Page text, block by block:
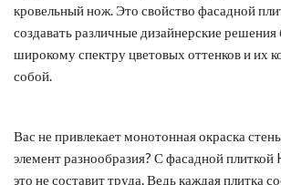
кровельный нож. Это свойство фасадной
создавать различные дизайнерские решения
широкому спектру цветовых оттенков и их
собой.
Вас не привлекает монотонная окраска
элемент разнообразия? С фасадной плиткой
это не составит труда. Ведь каждая плитка